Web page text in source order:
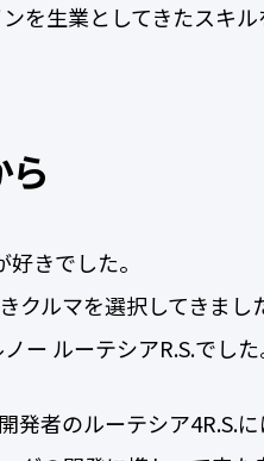
を生業としてきたスキ
きでした。
クルマを選択してきま
ー ルーテシアR.S.でした
発者のルーテシア4R.S.